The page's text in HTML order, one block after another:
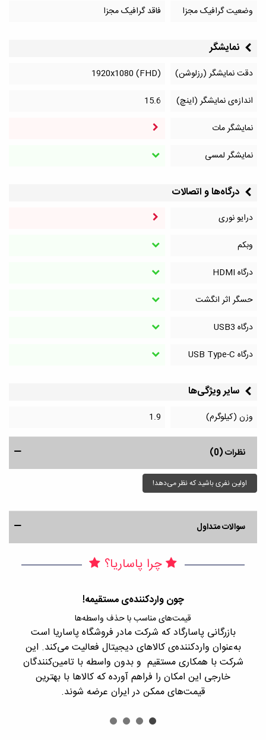
وضعیت گرافیک مجزا فاقد گرافیک مجزا
نمایشگر
دقت نمایشگر (رزلوشن)
1920x1080 (FHD)
اندازه‌ی نمایشگر (اینچ)
15.6
نمایشگر مات
نمایشگر لمسی
درگاه‌ها و اتصالات
درایو نوری
وبکم
درگاه HDMI
حسگر اثر انگشت
درگاه‌ USB3
درگاه‌ USB Type-C
سایر ویژگی‌ها
وزن (کیلوگرم) 1.9
نظرات (0)
اولین نفری باشید که نظر می‌دهد!
سوالات متداول
چرا پاساریا؟
چون واردکننده‌ی مستقیمه!
قیمت‌های مناسب با حذف واسطه‌ها
بازرگانی پاسارگاد که شرکت مادر فروشگاه پاساریا است
به‌عنوان واردکننده‌ی کالاهای دیجیتال فعالیت می‌کند. این
شرکت با همکاری مستقیم و بدون واسطه با تامین‌کنندگان
خارجی این امکان را فراهم آورده که کالاها با بهترین
قیمت‌های ممکن در ایران عرضه شوند.